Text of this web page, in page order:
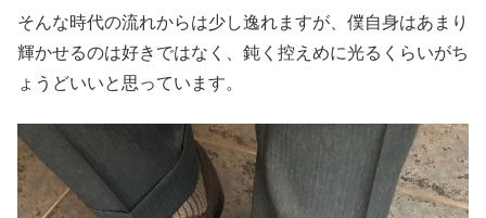
そんな時代の流れからは少し逸れますが、僕自身はあまり
輝かせるのは好きではなく、鈍く控えめに光るくらいがち
ょうどいいと思っています。